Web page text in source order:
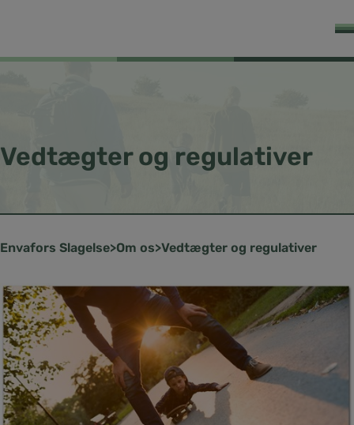
Vedtægter og regulativer
Slagelse Om os Vedtægter og regulativer